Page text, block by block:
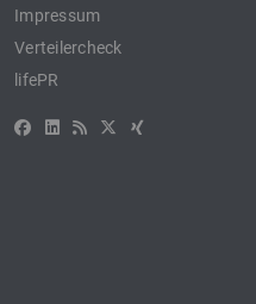
Impressum
Verteilercheck
lifePR